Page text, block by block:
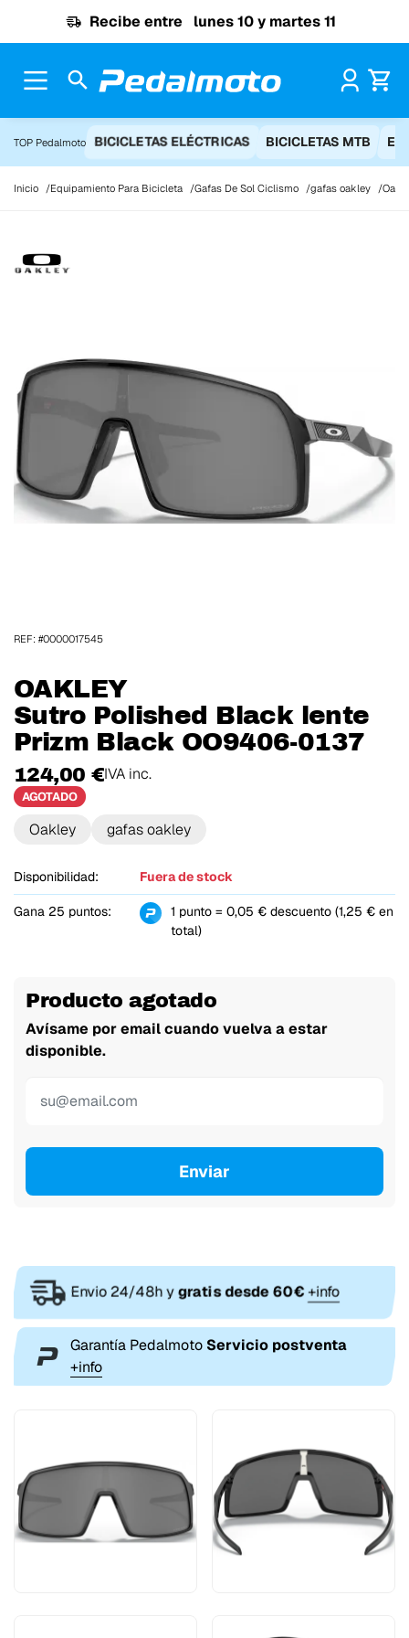
Recibe entre lunes 10 y martes 11
TOP Pedalmoto BICICLETAS ELÉCTRICAS BICICLETAS MTB
Inicio Equipamiento Para Bicicleta Gafas De Sol Ciclismo gafas oakley
OAKLEY
Sutro Polished Black lente
Prizm Black OO9406-0137
124,00 €IVA inc.
AGOTADO
Oakley gafas oakley
Disponibilidad: Fuera de stock
Gana 25 puntos:
1 punto = 0,05 € descuento (1,25 € en
total)
Producto agotado
Avísame por email cuando vuelva a estar
disponible.
Enviar
REF: #0000017545
Envio 24/48h ygratis desde 60€+info
Garantía Pedalmoto Servicio postventa
+info